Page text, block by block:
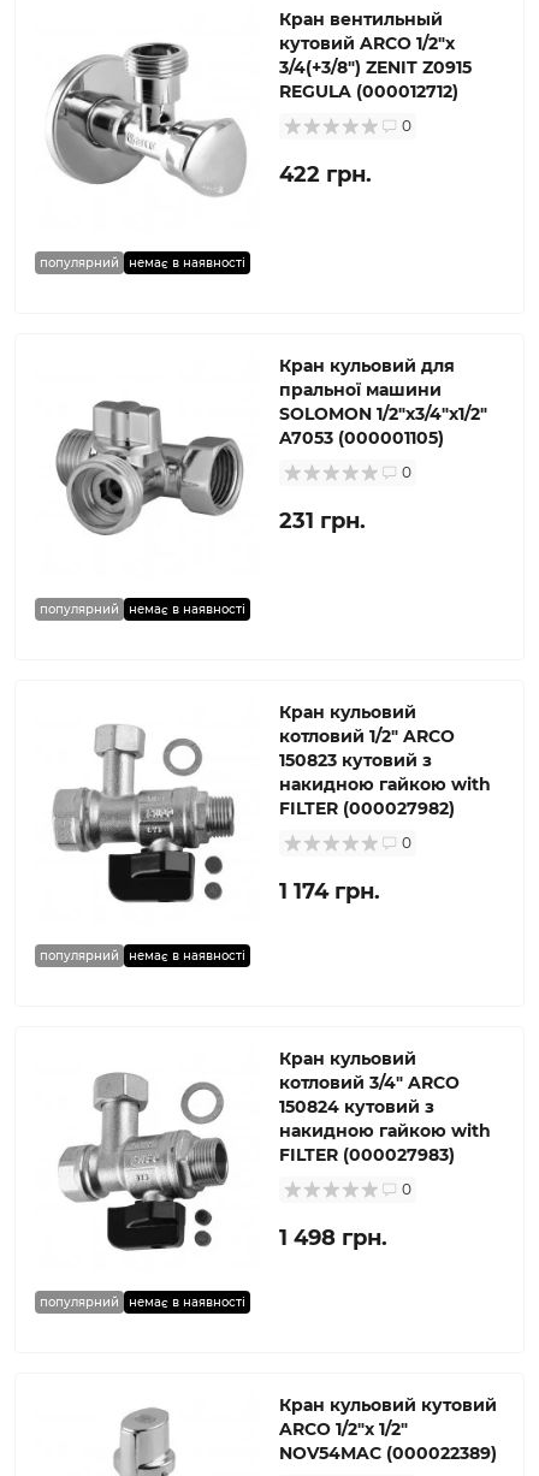
популярний немає в наявності
Кран вентильный
кутовий ARCO 1/2″х
3/4(+3/8″) ZENIT Z0915
REGULA (000012712)
0
422 грн.
популярний немає в наявності
Кран кульовий для
пральної машини
SOLOMON 1/2″х3/4″х1/2″
A7053 (000001105)
0
231 грн.
популярний немає в наявності
Кран кульовий
котловий 1/2″ ARCO
150823 кутовий з
накидною гайкою with
FILTER (000027982)
0
1 174 грн.
популярний немає в наявності
Кран кульовий
котловий 3/4″ ARCO
150824 кутовий з
накидною гайкою with
FILTER (000027983)
0
1 498 грн.
Кран кульовий кутовий
ARCO 1/2″х 1/2″
NOV54MAC (000022389)